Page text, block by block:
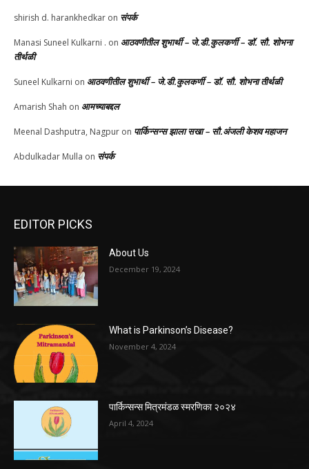
shirish d. harankhedkar on संपर्क
Manasi Suneel Kulkarni . on आठवणीतील शुभार्थी – जे.डी.कुलकर्णी – डॉ. सौ. शोभना
तीर्थळी
Suneel Kulkarni on आठवणीतील शुभार्थी – जे.डी.कुलकर्णी – डॉ. सौ. शोभना तीर्थळी
Amarish Shah on आमच्याबद्दल
Meenal Dashputra, Nagpur on पार्किन्सन्स झाला सखा – सौ.अंजली केशव महाजन
Abdulkadar Mulla on संपर्क
EDITOR PICKS
About Us
December 19, 2024
What is Parkinson’s Disease?
November 4, 2024
पार्किन्सन्स मित्रमंडळ स्मरणिका २०२४
April 4, 2024